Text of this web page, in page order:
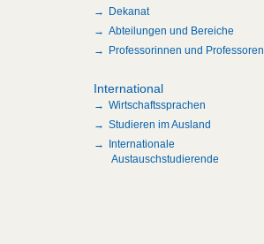
Dekanat
Abteilungen und Bereiche
Professorinnen und Professoren
International
Wirtschaftssprachen
Studieren im Ausland
Internationale
Austauschstudierende